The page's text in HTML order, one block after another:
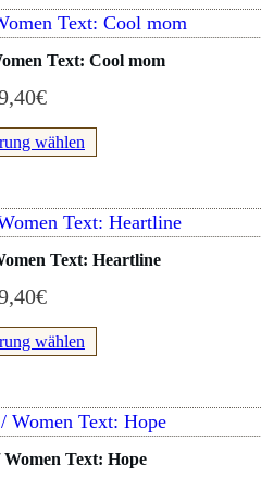
Optionen
können
auf
der
gewählt
Text: Cool mom
€
wählen
Dieses
mehrere
Varianten
auf.
Optionen
können
auf
der
gewählt
Text: Heartline
€
wählen
Dieses
mehrere
Varianten
auf.
Optionen
können
auf
Text: Hope
Dieses